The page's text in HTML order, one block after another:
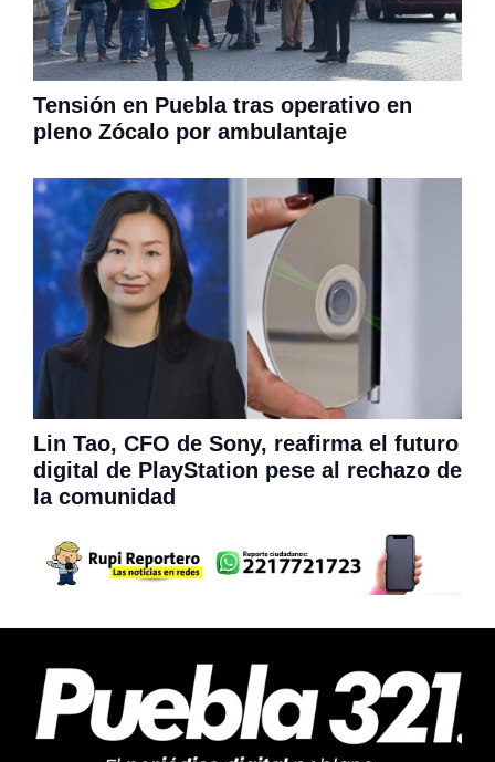
Tensión en Puebla tras operativo en
pleno Zócalo por ambulantaje
Lin Tao, CFO de Sony, reafirma el futuro
digital de PlayStation pese al rechazo de
la comunidad